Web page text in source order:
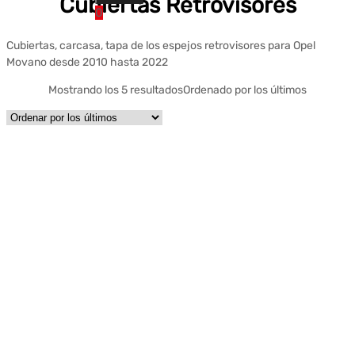
0
Cubiertas Retrovisores
Cubiertas, carcasa, tapa de los espejos retrovisores para Opel
Movano desde 2010 hasta 2022
Mostrando los 5 resultadosOrdenado por los últimos